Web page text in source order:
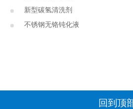
新型碳氢清洗剂
不锈钢无铬钝化液
回到顶